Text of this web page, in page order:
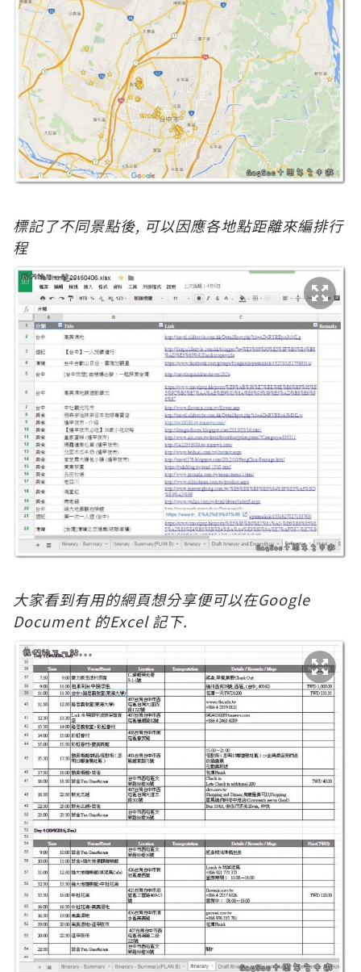
標記了不同景點後, 可以因應各地點距離來編排行
程
大家看到有用的網頁想分享便可以在Google
Document 的Excel 記下.